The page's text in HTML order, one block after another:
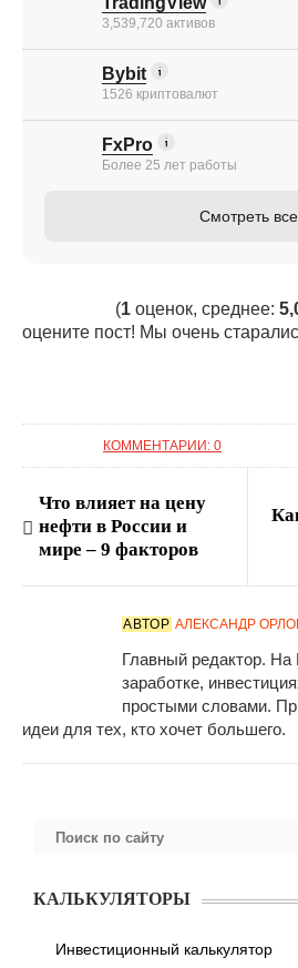
3,539,720 активов
Bybit
1526 криптовалют
FxPro
Более 25 лет работы
Смотреть все
(1 оценок, среднее:
оцените пост! Мы очень
КОММЕНТАРИИ: 0
Что влияет на цену
нефти в России и
мире – 9 факторов
АВТОР АЛЕКСАНДР
Главный редактор.
заработке,
простыми словами.
идеи для тех, кто хочет большего.
КАЛЬКУЛЯТОРЫ
Инвестиционный калькулятор